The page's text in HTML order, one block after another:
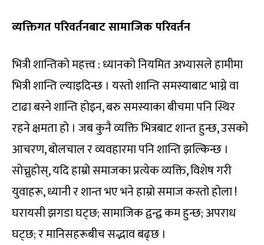
व्यक्तिगत परिवर्तनबाट सामाजिक परिवर्तन
भित्री शान्तिको महत्त्व : ध्यानको नियमित अभ्यासले हामीमा
भित्री शान्ति ल्याइदिन्छ । यस्तो शान्ति समस्याबाट भाग्ने वा
टाढा बस्ने शान्ति होइन, बरु समस्याका बीचमा पनि स्थिर
रहने क्षमता हो । जब कुनै व्यक्ति भित्रबाट शान्त हुन्छ, उसको
आचरण, बोलचाल र व्यवहारमा पनि शान्ति झल्किन्छ ।
सोच्नुहोस्, यदि हाम्रो समाजका प्रत्येक व्यक्ति, विशेष गरी
युवाहरू, ध्यानी र शान्त भए भने हाम्रो समाज कस्तो होला !
घरायसी झगडा घट्छ; सामाजिक द्वन्द्व कम हुन्छ; अपराध
घट्छ; र मानिसहरूबीच सद्भाव बढ्छ ।